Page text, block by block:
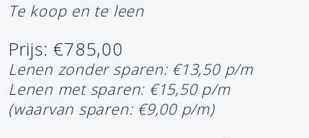
Te koop en te leen
Prijs: €785,00
Lenen zonder sparen: €13,50 p/m
Lenen met sparen: €15,50 p/m
(waarvan sparen: €9,00 p/m)